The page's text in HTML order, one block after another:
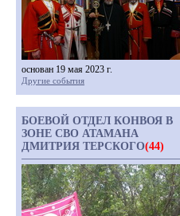
основан 19 мая 2023 г.
Другие события
БОЕВОЙ ОТДЕЛ КОНВОЯ В
ЗОНЕ СВО АТАМАНА
ДМИТРИЯ ТЕРСКОГО(44)